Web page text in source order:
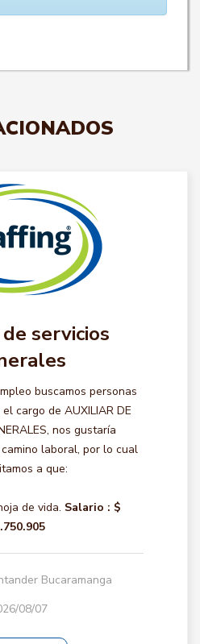
servicios
buscamos personas
cargo de AUXILIAR DE
nos gustaría
laboral, por lo cual
a que:
de vida. Salario : $
Bucaramanga
08/07